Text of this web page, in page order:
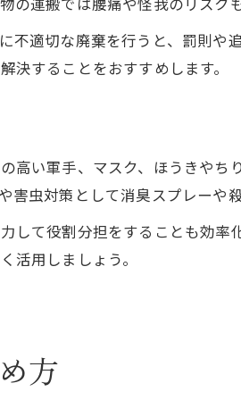
解決で費用を抑える依頼の選び方
ービス利用とゴミ屋敷片付けの
依頼時の割引や特典活用のコツ
適切な廃棄を行うと、罰則や
することをおすすめします。
い軍手、マスク、ほうきやち
虫対策として消臭スプレーや
して役割分担をすることも効
活用しましょう。
方